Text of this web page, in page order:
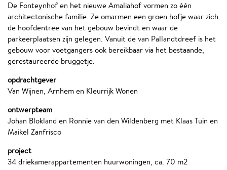
De Fonteynhof en het nieuwe Amaliahof vormen zo één
architectonische familie. Ze omarmen een groen hofje waar zich
de hoofdentree van het gebouw bevindt en waar de
parkeerplaatsen zijn gelegen. Vanuit de van Pallandtdreef is het
gebouw voor voetgangers ook bereikbaar via het bestaande,
gerestaureerde bruggetje.
opdrachtgever
Van Wijnen, Arnhem en Kleurrijk Wonen
ontwerpteam
Johan Blokland en Ronnie van den Wildenberg met Klaas Tuin en
Maikel Zanfrisco
project
34 driekamerappartementen huurwoningen, ca. 70 m2